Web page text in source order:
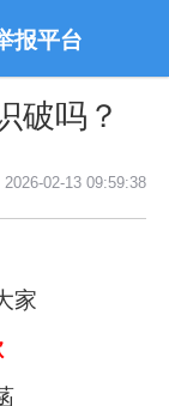
报平台
破吗？
2026-02-13 09:59:38
家